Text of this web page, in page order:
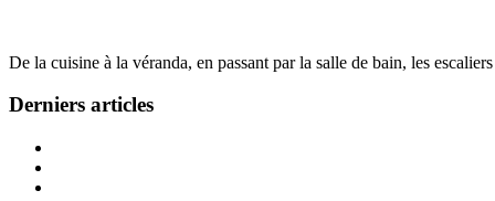
De la cuisine à la véranda, en passant par la salle de bain, les
Derniers articles